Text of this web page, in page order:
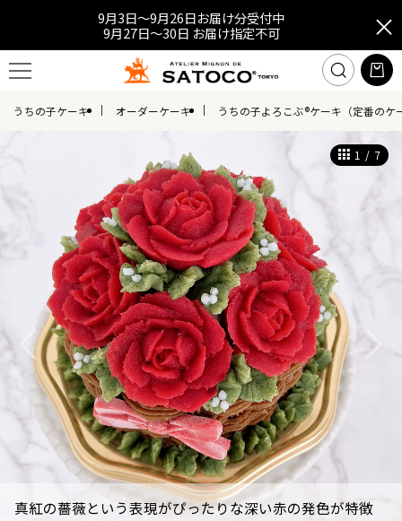
9月3日～9月26日お届け分受付中
9月27日～30日 お届け指定不可
うちの子ケーキ オーダーケーキ うちの子よろこぶ®ケーキ（定番のケ
真紅の薔薇という表現がぴったりな深い赤の発色が特徴
1 / 7